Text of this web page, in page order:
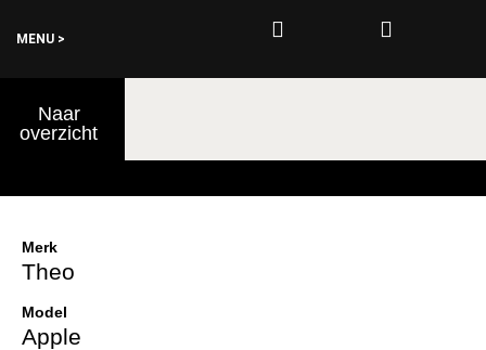
MENU >
Naar
overzicht
€0,00
Merk
Theo
Model
Apple